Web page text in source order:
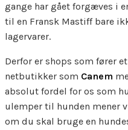
gange har gået forgæves i
til en Fransk Mastiff bare
lagervarer.
Derfor er shops som fører
netbutikker som Canem
absolut fordel for os som
ulemper til hunden mener
om du skal bruge en